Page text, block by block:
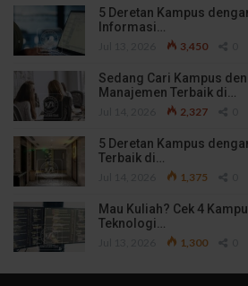
5 Deretan Kampus
Informasi…
3,450
Sedang Cari Kampus
Manajemen Terbaik di…
2,327
5 Deretan Kampus
Terbaik di…
1,375
Mau Kuliah? Cek 4
Teknologi…
1,300